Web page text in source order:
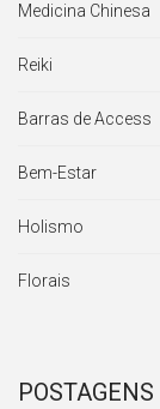
Medicina Chinesa
Reiki
Barras de Access
Bem-Estar
Holismo
Florais
POSTAGENS